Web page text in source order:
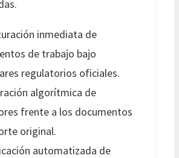
inmediata de
de trabajo bajo
regulatorios oficiales.
algorítmica de
frente a los documentos
original.
automatizada de